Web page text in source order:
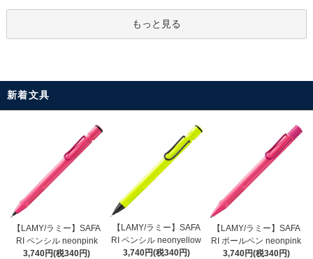
もっと見る
新着文具
【LAMY/ラミー】SAFA
RI ペンシル neonpink
3,740円(税340円)
【LAMY/ラミー】SAFA
RI ペンシル neonyellow
3,740円(税340円)
【LAMY/ラミー】SAFA
RI ボールペン neonpink
3,740円(税340円)